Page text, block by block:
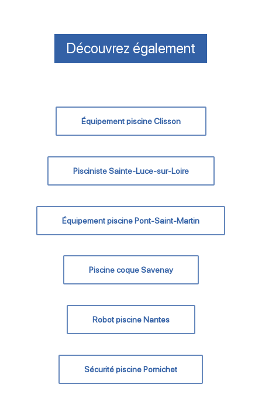
Découvrez également
Équipement piscine Clisson
Pisciniste Sainte-Luce-sur-Loire
Équipement piscine Pont-Saint-Martin
Piscine coque Savenay
Robot piscine Nantes
Sécurité piscine Pornichet